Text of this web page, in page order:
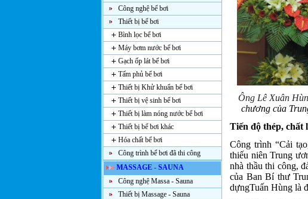
Công nghệ bể bơi
Thiết bị bể bơi
Bình lọc bể bơi
Máy bơm nước bể bơi
Gạch ốp lát bể bơi
Tấm phủ bể bơi
Thiết bị Khử khuẩn bể bơi
Thiết bị vệ sinh bể bơi
Thiết bị làm nóng nước bể bơi
Thiết bị bể bơi khác
Hóa chất bể bơi
Công trình bể bơi đã thi công
MASSAGE - SAUNA
Công nghệ Massa - Sauna
Thiết bị Massage - Sauna
Ông Lê Xuân
chương của
Tiến độ thép, chất
Công trình “Cải
thiếu niên Trung
nhà thầu thi công,
của Ban Bí thư
dựngTuấn Hùng là